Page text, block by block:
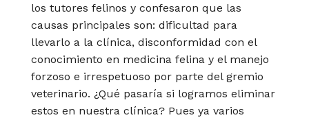
los tutores felinos y confesaron que las
causas principales son: dificultad para
llevarlo a la clínica, disconformidad con el
conocimiento en medicina felina y el manejo
forzoso e irrespetuoso por parte del gremio
veterinario. ¿Qué pasaría si logramos eliminar
estos en nuestra clínica? Pues ya varios